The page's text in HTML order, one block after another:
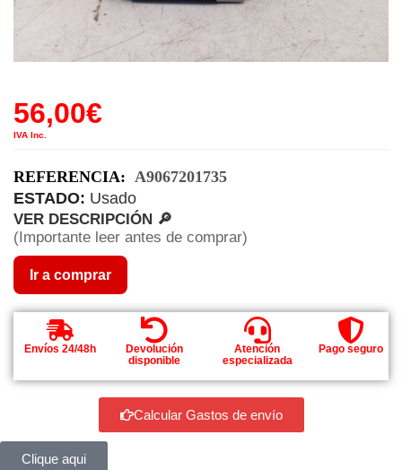
56,00€
IVA Inc.
REFERENCIA: A9067201735
ESTADO: Usado
VER DESCRIPCIÓN 🔎
(Importante leer antes de comprar)
Ir a comprar
Envíos 24/48h
Devolución
disponible
Atención
especializada
Pago seguro
Calcular Gastos de envío
Clique aqui